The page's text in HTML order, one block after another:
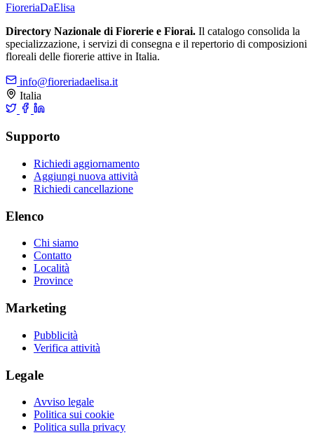
FioreriaDaElisa
Directory Nazionale di Fiorerie e Fiorai. Il catalogo consolida la
specializzazione, i servizi di consegna e il repertorio di composizioni
floreali delle fiorerie attive in Italia.
info@fioreriadaelisa.it
Italia
Supporto
Richiedi aggiornamento
Aggiungi nuova attività
Richiedi cancellazione
Elenco
Chi siamo
Contatto
Località
Province
Marketing
Pubblicità
Verifica attività
Legale
Avviso legale
Politica sui cookie
Politica sulla privacy